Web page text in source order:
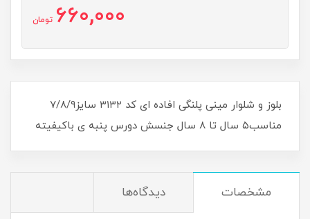
660,000 تومان
بلوز و شلوار مینی پلنگی افاده ای کد ۳۱۳۲ سایز۷/۸/۹
مناسب۵ سال تا ۸ سال جنسش دورس پنبه ی باکیفیته
مشخصات دیدگاه‌ها